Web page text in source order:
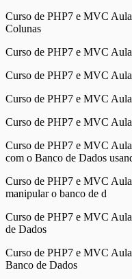
Curso de PHP7 e MVC
Colunas
Curso de PHP7 e MVC
Curso de PHP7 e MVC
Curso de PHP7 e MVC
Curso de PHP7 e MVC
Curso de PHP7 e MVC
com o Banco de Dados
Curso de PHP7 e MVC
manipular o banco de d
Curso de PHP7 e MVC
de Dados
Curso de PHP7 e MVC
Banco de Dados